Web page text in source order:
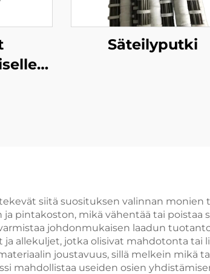
Säteilyputki
siitä suosituksen valinnan monien
pintakoston, mikä vähentää tai
johdonmukaisen laadun
allekuljet, jotka olisivat mahdotonta tai
joustavuus, sillä melkein mikä
mahdollistaa useiden osien